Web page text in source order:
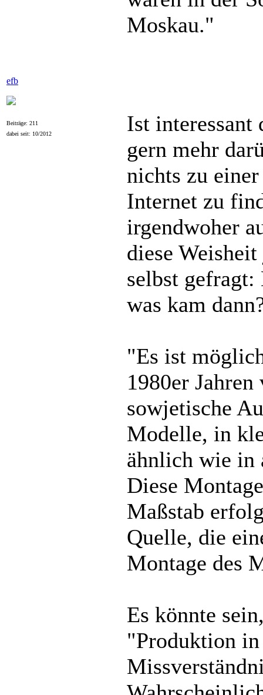
Moskau."
efb
Beiträge: 211
dabei seit: 10/2012
Ist interessant
gern mehr
nichts zu
Internet zu
irgendwoher
diese
selbst
was kam
"Es ist
1980er
sowjetische
Modelle, in
ähnlich wie in
Diese
Maßstab
Quelle, die
Montage des
Es könnte
"Produktion in